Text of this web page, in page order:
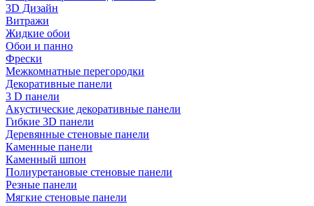
3D Дизайн
Витражи
Жидкие обои
Обои и панно
Фрески
Межкомнатные перегородки
Декоративные панели
3 D панели
Акустические декоративные панели
Гибкие 3D панели
Деревянные стеновые панели
Каменные панели
Каменный шпон
Полиуретановые стеновые панели
Резные панели
Мягкие стеновые панели